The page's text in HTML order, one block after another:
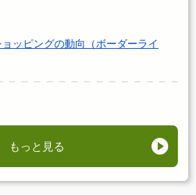
ッピングの動向（ボーダーライ
もっと見る